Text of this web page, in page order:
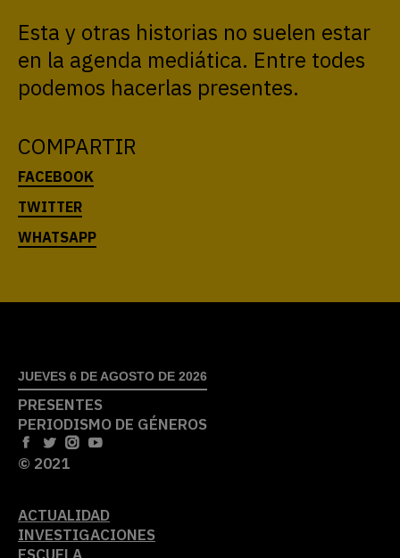
Esta y otras historias no suelen estar
en la agenda mediática. Entre todes
podemos hacerlas presentes.
COMPARTIR
JUEVES 6 DE AGOSTO DE 2026
PRESENTES
PERIODISMO DE GÉNEROS
© 2021
ACTUALIDAD
INVESTIGACIONES